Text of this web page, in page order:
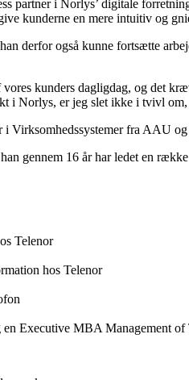
partner i Norlys’ digitale
kunderne en mere intuitiv og
derfor også kunne fortsætte
kunders dagligdag, og det
i Norlys, er jeg slet ikke i tvivl
Virksomhedssystemer fra AAU
gennem 16 år har ledet en
Telenor
hos Telenor
Executive MBA Management